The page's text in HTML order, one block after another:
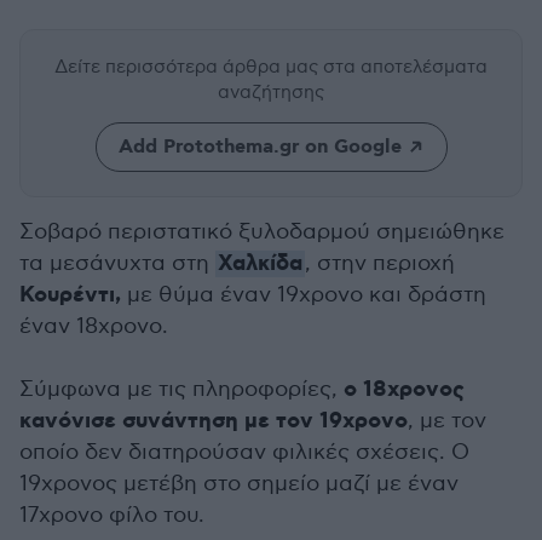
Δείτε περισσότερα άρθρα μας στα αποτελέσματα
αναζήτησης
Add Protothema.gr on Google
Σοβαρό περιστατικό ξυλοδαρμού σημειώθηκε
τα μεσάνυχτα στη Χαλκίδα, στην περιοχή
Κουρέντι, με θύμα έναν 19χρονο και δράστη
έναν 18χρονο.
Σύμφωνα με τις πληροφορίες, ο 18χρονος
κανόνισε συνάντηση με τον 19χρονο, με τον
οποίο δεν διατηρούσαν φιλικές σχέσεις. Ο
19χρονος μετέβη στο σημείο μαζί με έναν
17χρονο φίλο του.